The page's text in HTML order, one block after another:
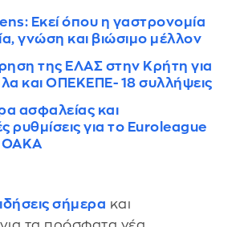
Εκεί όπου η γαστρονομία
γνώση και βιώσιμο μέλλον
της ΕΛΑΣ στην Κρήτη για
και ΟΠΕΚΕΠΕ- 18 συλλήψεις
ασφαλείας και
ρυθμίσεις για το Euroleague
ΟΑΚΑ
σήμερα και